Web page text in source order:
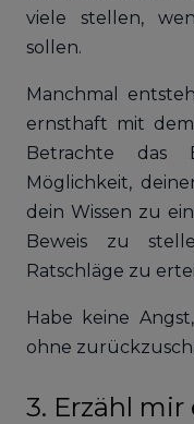
viele stellen,
sollen.
Manchmal
ernsthaft mit
Betrachte das
Möglichkeit,
dein Wissen zu
Beweis zu
Ratschläge zu
Habe keine
ohne
3. Erzähl